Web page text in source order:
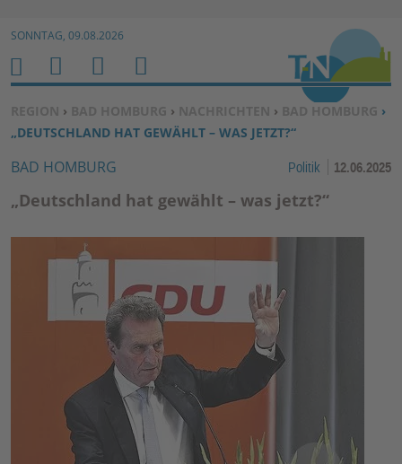
Zum Inhalt springen ↓
SONNTAG, 09.08.2026
SIE BEFINDEN SICH HIER:
REGION › BAD HOMBURG › NACHRICHTEN › BAD HOMBURG ›
„DEUTSCHLAND HAT GEWÄHLT – WAS JETZT?“
BAD HOMBURG Politik 12.06.2025
„Deutschland hat gewählt – was jetzt?“
H
O
M
E
M
E
N
U
S
U
C
H
E
N
B
E
N
Z
R
F
U
N
K
TI
O
N
E
N